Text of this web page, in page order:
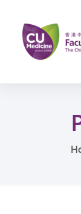
main
content